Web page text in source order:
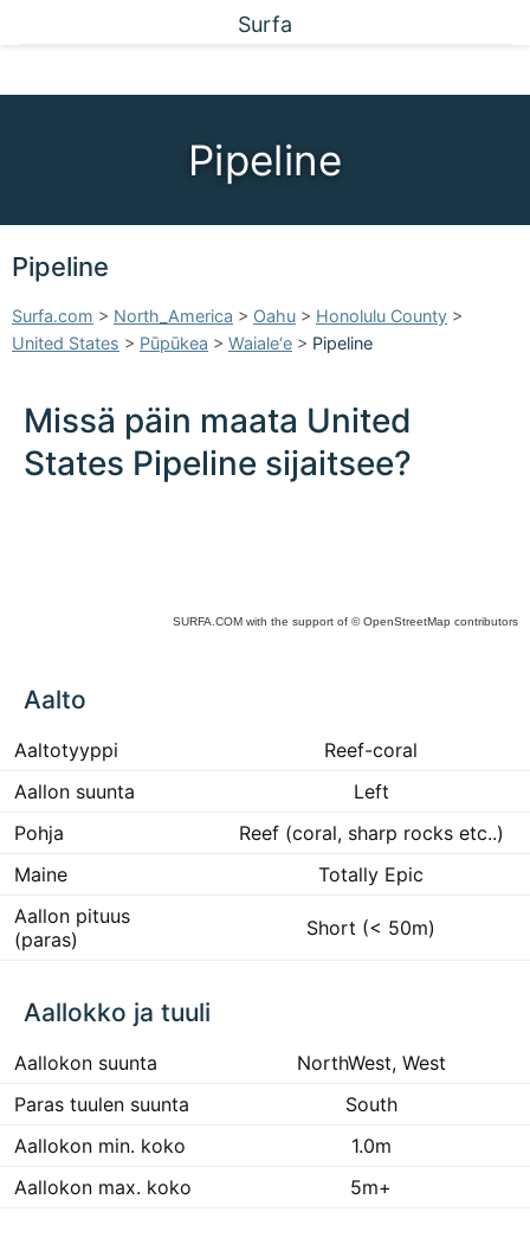
Surfa
Pipeline
Pipeline
Surfa.com > North_America > Oahu > Honolulu County >
United States > Pūpūkea > Waiale‘e > Pipeline
Missä päin maata United
States Pipeline sijaitsee?
SURFA.COM with the support of © OpenStreetMap contributors
Aalto
Aaltotyyppi
Reef-coral
Aallon suunta
Left
Pohja
Reef (coral, sharp rocks etc..)
Maine
Totally Epic
Aallon pituus
(paras)
Short (< 50m)
Aallokko ja tuuli
Aallokon suunta
NorthWest, West
Paras tuulen suunta
South
Aallokon min. koko
1.0m
Aallokon max. koko
5m+